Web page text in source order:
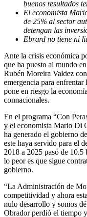
buenos resultados
El economista
de 25% al sector
detengan las
Ebrard no tiene ni
Ante la crisis económica
que ha puesto al mundo
Rubén Moreira Valdez
emergencia para
pone en riesgo la
connacionales.
En el programa “Con
y el economista Mario Di
ha generado el gobierno
este haya servido para el
2018 a 2025 pasó de 10.5
lo peor es que sigue
gobierno.
“La Administración de
competitividad y ahora
nulo desarrollo y somos
Obrador perdió el tiempo